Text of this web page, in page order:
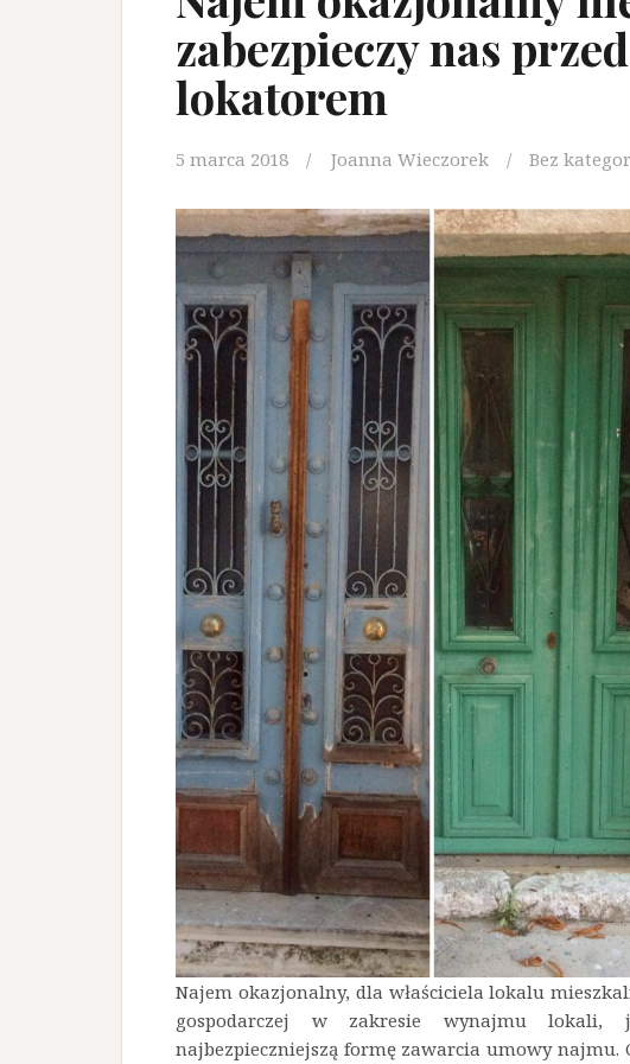
zabezpieczy nas
lokatorem
5 marca 2018 Joanna Wieczorek Bez
Najem okazjonalny, dla właściciela lokalu
gospodarczej w zakresie wynajmu lokali,
najbezpieczniejszą formę zawarcia umowy najmu.